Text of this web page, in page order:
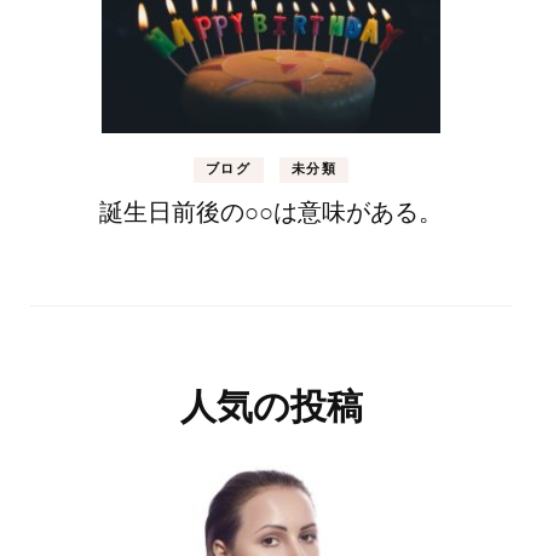
ブログ 未分類
誕生日前後の○○は意味がある。
人気の投稿